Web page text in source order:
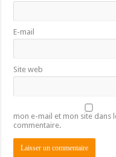
E-mail
Site web
mon e-mail et mon site dans
commentaire.